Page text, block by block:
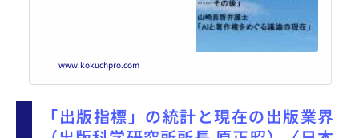
www.kokuchpro.com
「出版指標」の統計と現在の出版業界